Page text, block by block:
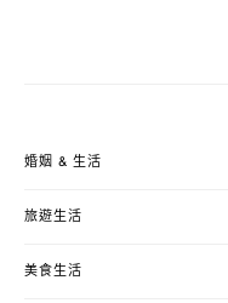
婚姻 & 生活
旅遊生活
美食生活